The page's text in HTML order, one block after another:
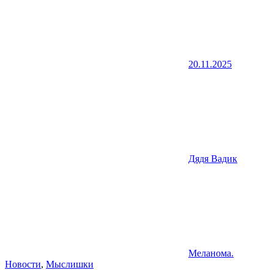
20.11.2025
Дядя Вадик
Меланома.
Новости, Мыслишки